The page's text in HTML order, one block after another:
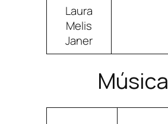
Laura
Melis
Janer
Música